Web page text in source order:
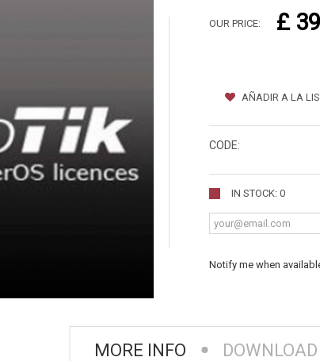
OUR PRICE: £
AÑADIR A LA
CODE:
IN STOCK: 0
Notify me when
MORE INFO DOWNLOAD